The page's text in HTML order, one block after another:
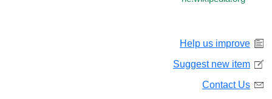
Help us improve
Suggest new item
Contact Us